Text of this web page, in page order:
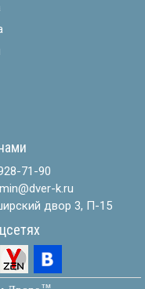
71-90
k.ru
двор 3, П-15
тм